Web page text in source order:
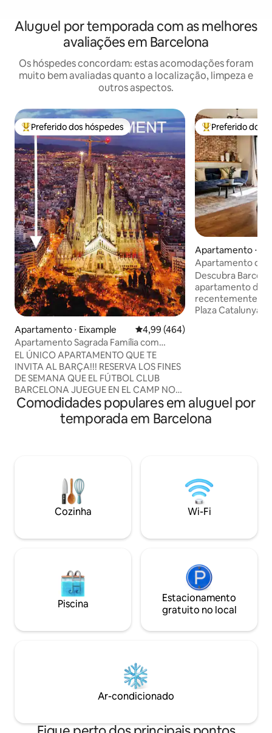
Aluguel por temporada com as melhores
avaliações em Barcelona
Os hóspedes concordam: estas acomodações foram
muito bem avaliadas quanto a localização, limpeza e
outros aspectos.
Entre os melhores preferidos dos hóspedes
Preferido dos hóspedes
Apartamento ⋅ Eixample 4,99 de uma avaliação média de
4,99 (464)
Apartamento Sagrada Família com
"Corner Flat", Sa...
EL ÚNICO APARTAMENTO QUE TE
INVITA AL BARÇA!!! RESERVA LOS FINES
DE SEMANA QUE EL FÚTBOL CLUB
BARCELONA JUEGUE EN EL CAMP NOU
Y TE INVITAMOS AL PARTIDO DEL
"CAMPEONATO NACIONAL DE LIGA"
CON 4 LOCALIDADES JUNTAS.
APARTAMENTO ÚNICO, CON LAS
EXPERIENCIAS MÁS INCREÍBLES Y CON
LAS MEJORES CRÍTICAS DE LOS
HUÉSPEDES DE AIRB&B!!! LA VIVIENDA:
dormitorios con tres camas de
apartamento de 131m². El apartamento
ha sido diseñado con elementos que
conjugan ligereza y comodidad. Firmas
como ZANOTTA, LEMA, CASSINA,
BRACHT y diseñadores como JOAQUIM
integrados que se abren y proyectan, a
través de grandes ventanales, en la
cuadricula del Eixample. Una orientación
perfecta que le confiere unas vistas
de la plaza, le confieren a la vez una
Entre os
Preferido dos
Apartamento ⋅
Apartamento de
localização central
Descubra
apartamento de
recentemente
Plaza Catalunya.
Nosso
no Airbnb.
Um valor de 8,75
Comodidades populares em aluguel por
temporada em Barcelona
Cozinha Wi-Fi
Piscina
Estacionamento
gratuito no local
Ar-condicionado